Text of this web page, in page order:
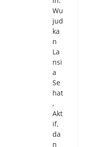
Wu
jud
ka
n
La
nsi
a
Se
hat
,
Akt
if,
da
n